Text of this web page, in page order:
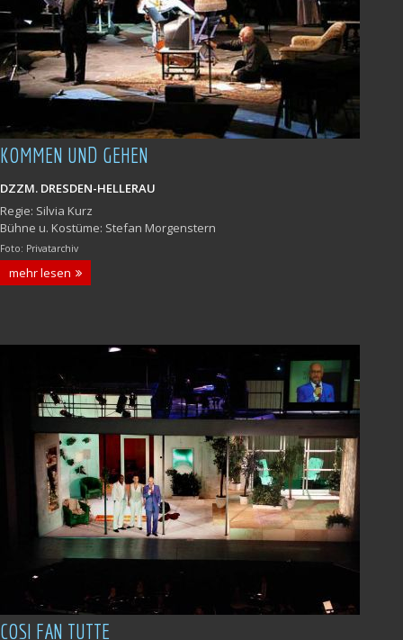
KOMMEN UND GEHEN
DZZM. DRESDEN-HELLERAU
Regie: Silvia Kurz
Bühne u. Kostüme: Stefan Morgenstern
Foto: Privatarchiv
mehr lesen
COSI FAN TUTTE